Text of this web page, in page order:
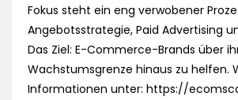
Fokus steht ein eng verwobener
Angebotsstrategie, Paid Advertising
Das Ziel: E-Commerce-Brands über
Wachstumsgrenze hinaus zu helfen.
Informationen unter: https://